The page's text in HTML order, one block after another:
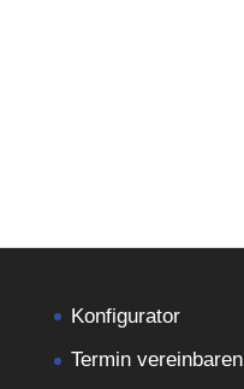
Konfigurator
Termin vereinbaren